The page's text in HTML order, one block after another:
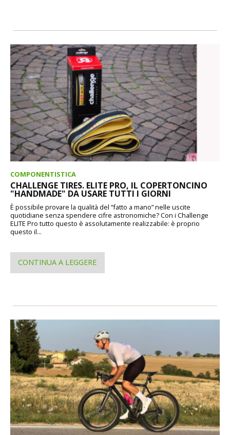
COMPONENTISTICA
CHALLENGE TIRES. ELITE PRO, IL COPERTONCINO
"HANDMADE" DA USARE TUTTI I GIORNI
È possibile provare la qualità del “fatto a mano” nelle uscite
quotidiane senza spendere cifre astronomiche? Con i Challenge
ELITE Pro tutto questo è assolutamente realizzabile: è proprio
questo il...
CONTINUA A LEGGERE